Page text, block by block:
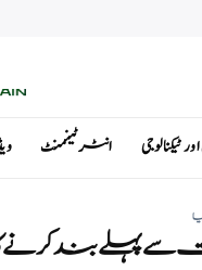
انٹرٹینمنٹ
سے پہلے بند کرنے